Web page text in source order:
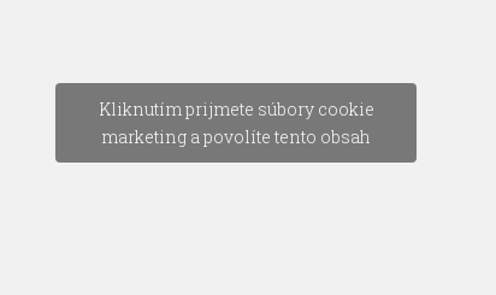
Kliknutím prijmete súbory cookie
marketing a povolíte tento obsah